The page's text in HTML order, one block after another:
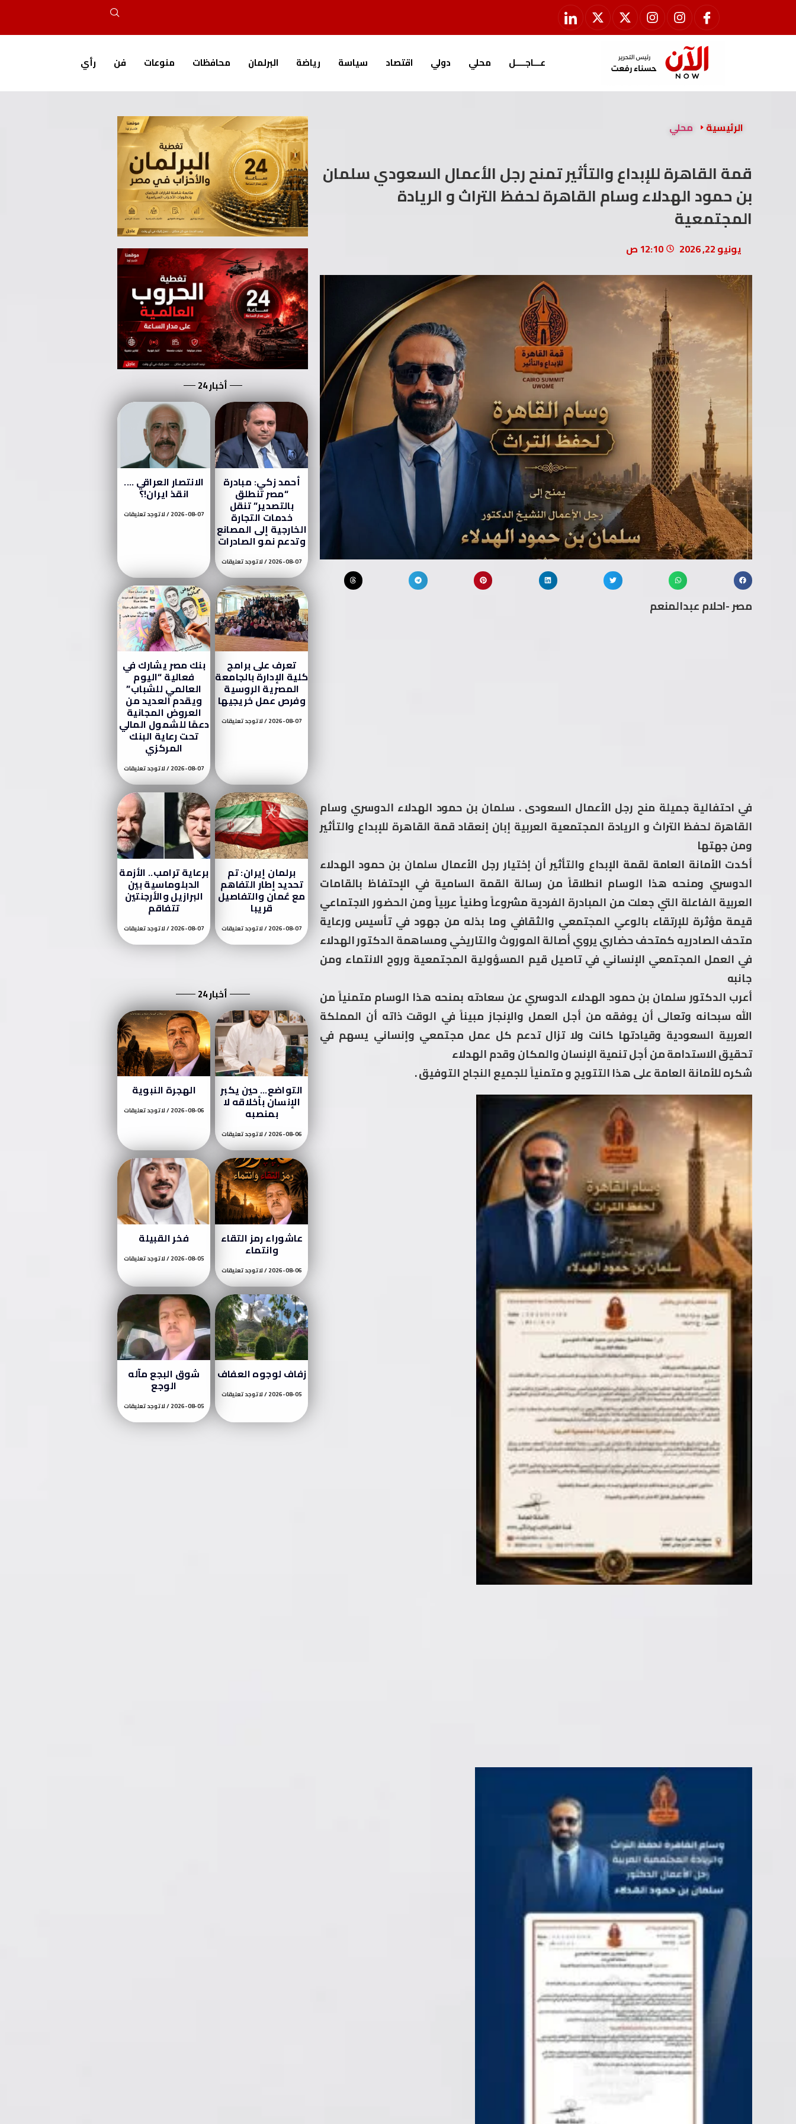
عـــاجــــل محلي دولي اقتصاد سياسة رياضة البرلمان محافظات منوعات فن رأي
الرئيسية محلي
قمة القاهرة للإبداع والتأثير تمنح رجل الأعمال السعودي سلمان
بن حمود الهدلاء وسام القاهرة لحفظ التراث و الريادة
المجتمعية
يونيو 22, 2026 12:10 ص
مصر -احلام عبدالمنعم
في احتفالية جميلة منح رجل الأعمال السعودى . سلمان بن حمود الهدلاء الدوسري وسام
القاهرة لحفظ التراث و الريادة المجتمعية العربية إبان إنعقاد قمة القاهرة للإبداع والتأثير
ومن جهتها
أكدت الأمانة العامة لقمة الإبداع والتأثير أن إختيار رجل الأعمال سلمان بن حمود الهدلاء
الدوسري ومنحه هذا الوسام انطلاقاً من رسالة القمة السامية في الإحتفاظ بالقامات
العربية الفاعلة التي جعلت من المبادرة الفردية مشروعاً وطنياً عربياً ومن الحضور الاجتماعي
قيمة مؤثرة للإرتقاء بالوعي المجتمعي والثقافي وما بذله من جهود في تأسيس ورعاية
متحف الصادريه كمتحف حضاري يروي أصالة الموروث والتاريخي ومساهمة الدكتور الهدلاء
في العمل المجتمعي الإنساني في تاصيل قيم المسؤولية المجتمعية وروح الانتماء ومن
جانبه
أعرب الدكتور سلمان بن حمود الهدلاء الدوسري عن سعادته بمنحه هذا الوسام متمنياً من
الله سبحانه وتعالى أن يوفقه من أجل العمل والإنجاز مبيناً في الوقت ذاته أن المملكة
العربية السعودية وقيادتها كانت ولا تزال تدعم كل عمل مجتمعي وإنساني يسهم في
تحقيق الاستدامة من أجل تنمية الإنسان والمكان وقدم الهدلاء
شكره للأمانة العامة على هذا التتويج و متمنياً للجميع النجاح التوفيق .
أخبار 24
أحمد زكي: مبادرة
“مصر تنطلق
بالتصدير” تنقل
خدمات التجارة
الخارجية إلى المصانع
وتدعم نمو الصادرات
2026-08-07 لا توجد تعليقات
الانتصار العراقي ….
انقذ ايران!؟
2026-08-07 لا توجد تعليقات
تعرف على برامج
كلية الإدارة بالجامعة
المصرية الروسية
وفرص عمل خريجيها
2026-08-07 لا توجد تعليقات
بنك مصر يشارك في
فعالية “اليوم
العالمي للشباب”
ويقدم العديد من
العروض المجانية
دعمًا للشمول المالي
تحت رعاية البنك
المركزي
2026-08-07 لا توجد تعليقات
برلمان إيران: تم
تحديد إطار التفاهم
مع عُمان والتفاصيل
قريبا
2026-08-07 لا توجد تعليقات
برعاية ترامب.. الأزمة
الدبلوماسية بين
البرازيل والأرجنتين
تتفاقم
2026-08-07 لا توجد تعليقات
أخبار 24
التواضع… حين يكبر
الإنسان بأخلاقه لا
بمنصبه
2026-08-06 لا توجد تعليقات
الهجرة النبوية
2026-08-06 لا توجد تعليقات
عاشوراء رمز التقاء
وانتماء
2026-08-06 لا توجد تعليقات
فخر القبيلة
2026-08-05 لا توجد تعليقات
زفاف لوجوه العفاف
2026-08-05 لا توجد تعليقات
شوق البجع مآله
الوجع
2026-08-05 لا توجد تعليقات